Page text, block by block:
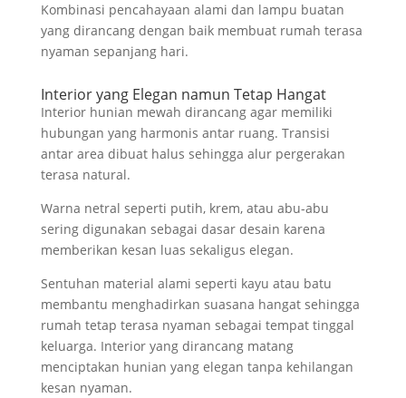
Kombinasi pencahayaan alami dan lampu buatan
yang dirancang dengan baik membuat rumah terasa
nyaman sepanjang hari.
Interior yang Elegan namun Tetap Hangat
Interior hunian mewah dirancang agar memiliki
hubungan yang harmonis antar ruang. Transisi
antar area dibuat halus sehingga alur pergerakan
terasa natural.
Warna netral seperti putih, krem, atau abu-abu
sering digunakan sebagai dasar desain karena
memberikan kesan luas sekaligus elegan.
Sentuhan material alami seperti kayu atau batu
membantu menghadirkan suasana hangat sehingga
rumah tetap terasa nyaman sebagai tempat tinggal
keluarga. Interior yang dirancang matang
menciptakan hunian yang elegan tanpa kehilangan
kesan nyaman.